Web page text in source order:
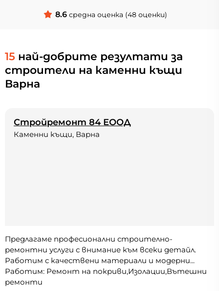
8.6 средна оценка (48 оценки)
15 най-добрите резултати за
строители на каменни къщи
Варна
Стройремонт 84 ЕООД
Каменни къщи, Варна
Предлагаме професионални строително-
ремонтни услуги с внимание към всеки детайл.
Работим с качествени материали и модерни...
Работим: Ремонт на покриви,Изолации,Вътешни
ремонти